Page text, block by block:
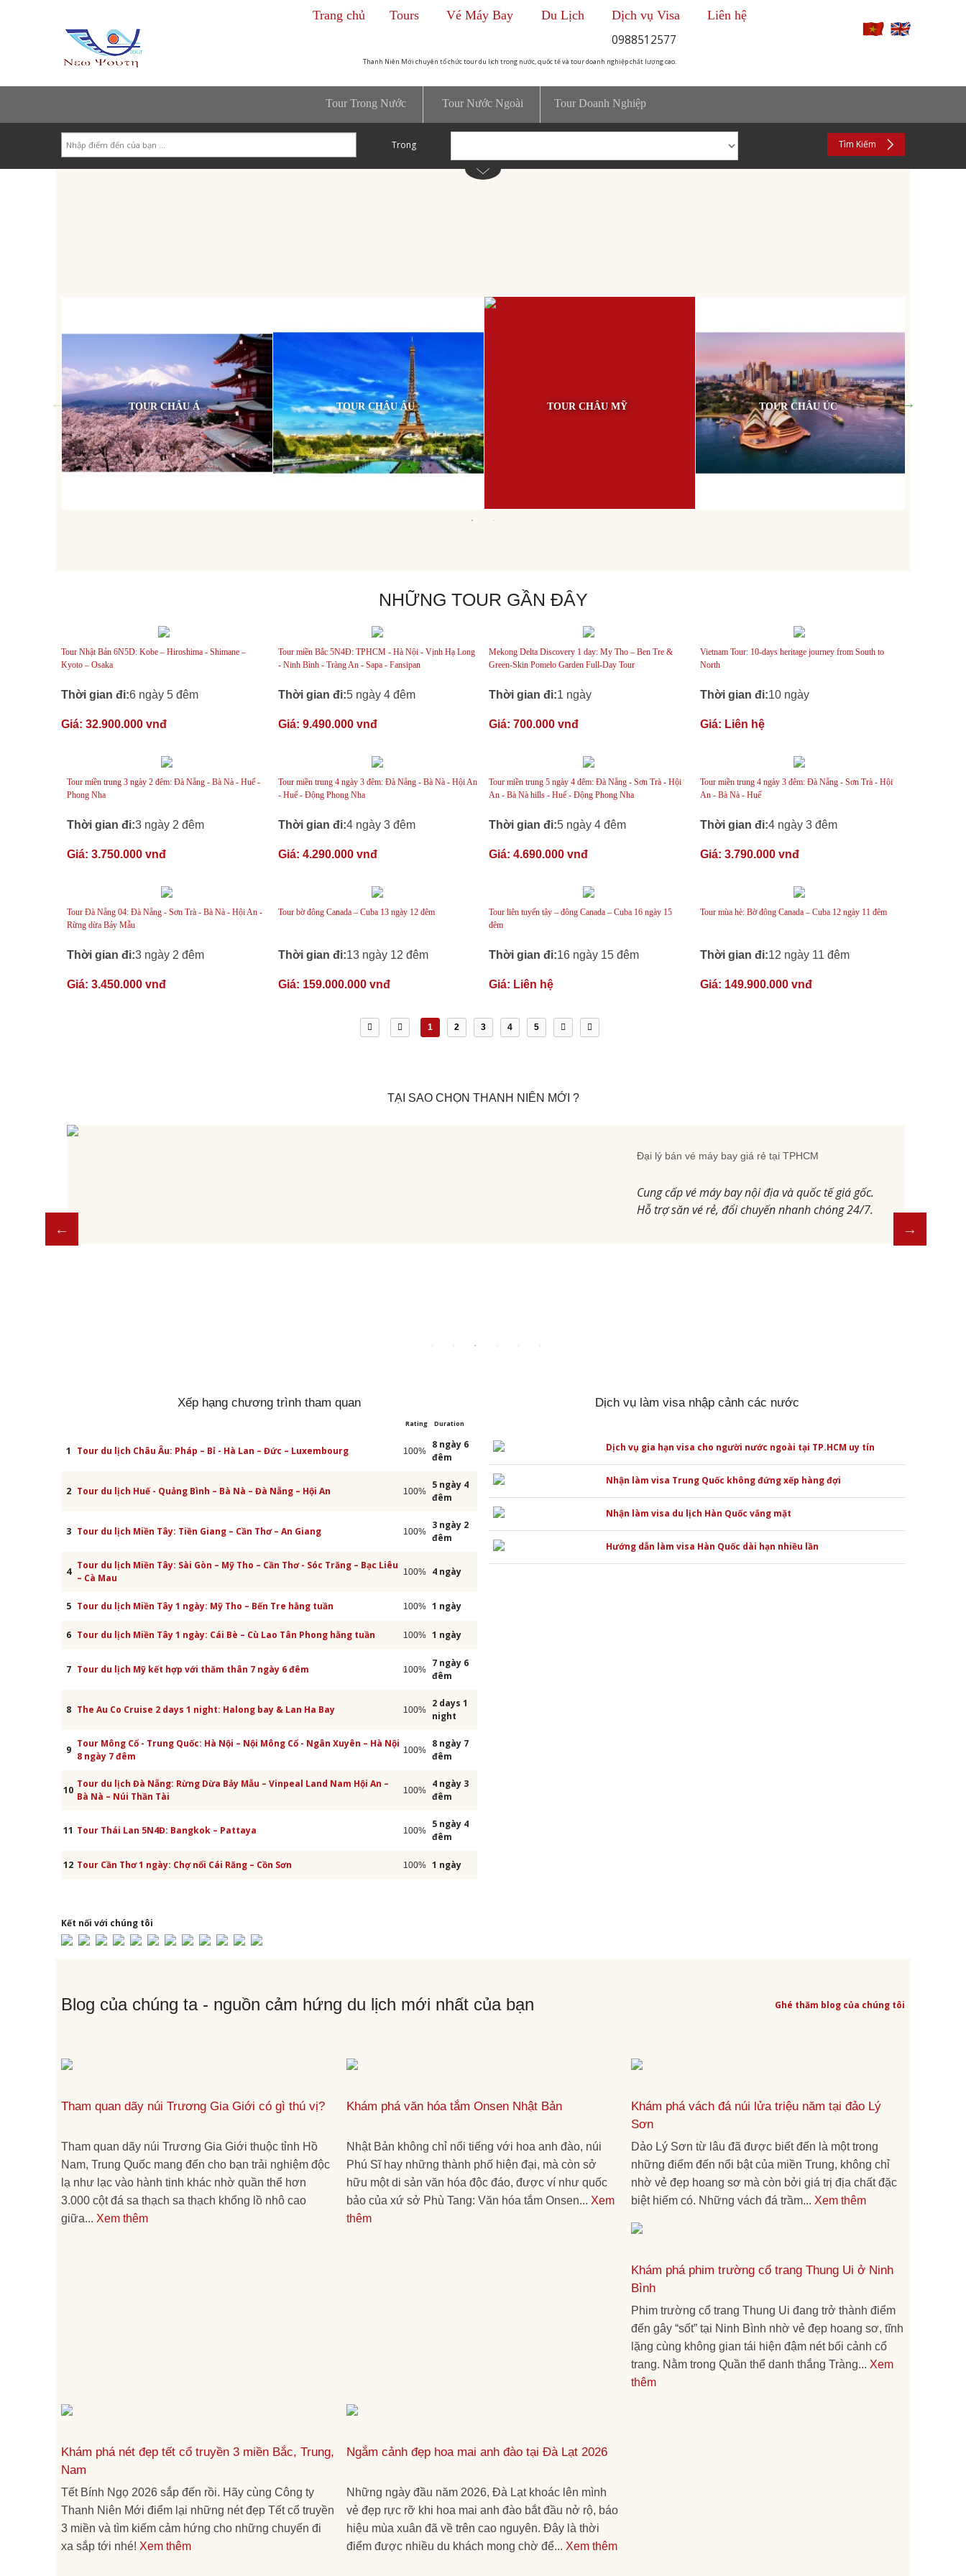
0988512577
Thanh Niên Mới chuyên tổ chức tour du lịch trong nước, quốc tế và tour doanh nghiệp chất lượng cao.
Trang chủ Tours Vé Máy Bay Du Lịch Dịch vụ Visa Liên hệ
Tour Trong Nước Tour Nước Ngoài Tour Doanh Nghiệp
Search
Trong Tìm Kiếm
TOUR CHÂU Á TOUR CHÂU ÂU TOUR CHÂU MỸ TOUR CHÂU ÚC
NHỮNG TOUR GẦN ĐÂY
Tour Nhật Bản 6N5D: Kobe – Hiroshima - Shimane –
Kyoto – Osaka
Thời gian đi:6 ngày 5 đêm
Giá: 32.900.000 vnđ
Tour miền Bắc 5N4Đ: TPHCM - Hà Nội - Vịnh Hạ Long
- Ninh Bình - Tràng An - Sapa - Fansipan
Thời gian đi:5 ngày 4 đêm
Giá: 9.490.000 vnđ
Mekong Delta Discovery 1 day: My Tho – Ben Tre &
Green-Skin Pomelo Garden Full-Day Tour
Thời gian đi:1 ngày
Giá: 700.000 vnđ
Vietnam Tour: 10-days heritage journey from South to
North
Thời gian đi:10 ngày
Giá: Liên hệ
Tour miền trung 3 ngày 2 đêm: Đà Nẵng - Bà Nà - Huế -
Phong Nha
Thời gian đi:3 ngày 2 đêm
Giá: 3.750.000 vnđ
Tour miền trung 4 ngày 3 đêm: Đà Nẵng - Bà Nà - Hội An
- Huế - Động Phong Nha
Thời gian đi:4 ngày 3 đêm
Giá: 4.290.000 vnđ
Tour miền trung 5 ngày 4 đêm: Đà Nẵng - Sơn Trà - Hội
An - Bà Nà hills - Huế - Động Phong Nha
Thời gian đi:5 ngày 4 đêm
Giá: 4.690.000 vnđ
Tour miền trung 4 ngày 3 đêm: Đà Nẵng - Sơn Trà - Hội
An - Bà Nà - Huế
Thời gian đi:4 ngày 3 đêm
Giá: 3.790.000 vnđ
Tour Đà Nẵng 04: Đà Nẵng - Sơn Trà - Bà Nà - Hội An -
Rừng dừa Bảy Mẫu
Thời gian đi:3 ngày 2 đêm
Giá: 3.450.000 vnđ
Tour bờ đông Canada – Cuba 13 ngày 12 đêm
Thời gian đi:13 ngày 12 đêm
Giá: 159.000.000 vnđ
Tour liên tuyến tây – đông Canada – Cuba 16 ngày 15
đêm
Thời gian đi:16 ngày 15 đêm
Giá: Liên hệ
Tour mùa hè: Bờ đông Canada – Cuba 12 ngày 11 đêm
Thời gian đi:12 ngày 11 đêm
Giá: 149.900.000 vnđ
1 2 3 4 5
TẠI SAO CHỌN THANH NIÊN MỚI ?
của bạn.
Đại lý bán vé máy bay giá rẻ tại TPHCM
Cung cấp vé máy bay nội địa và quốc tế giá gốc.
Hỗ trợ săn vé rẻ, đổi chuyến nhanh chóng 24/7.
Xếp hạng chương trình tham quan
Rating Duration
1 Tour du lịch Châu Âu: Pháp – Bỉ - Hà Lan – Đức – Luxembourg 100%
8 ngày 6
đêm
2 Tour du lịch Huế - Quảng Bình – Bà Nà – Đà Nẵng – Hội An 100%
5 ngày 4
đêm
3 Tour du lịch Miền Tây: Tiền Giang – Cần Thơ – An Giang 100%
3 ngày 2
đêm
4
Tour du lịch Miền Tây: Sài Gòn – Mỹ Tho – Cần Thơ - Sóc Trăng – Bạc Liêu
– Cà Mau
100% 4 ngày
5 Tour du lịch Miền Tây 1 ngày: Mỹ Tho – Bến Tre hằng tuần 100% 1 ngày
6 Tour du lịch Miền Tây 1 ngày: Cái Bè – Cù Lao Tân Phong hằng tuần 100% 1 ngày
7 Tour du lịch Mỹ kết hợp với thăm thân 7 ngày 6 đêm 100%
7 ngày 6
đêm
8 The Au Co Cruise 2 days 1 night: Halong bay & Lan Ha Bay 100%
2 days 1
night
9
Tour Mông Cổ - Trung Quốc: Hà Nội – Nội Mông Cổ - Ngân Xuyên – Hà Nội
8 ngày 7 đêm
100%
8 ngày 7
đêm
10
Tour du lịch Đà Nẵng: Rừng Dừa Bảy Mẫu – Vinpeal Land Nam Hội An –
Bà Nà – Núi Thần Tài
100%
4 ngày 3
đêm
11 Tour Thái Lan 5N4Đ: Bangkok – Pattaya 100%
5 ngày 4
đêm
12 Tour Cần Thơ 1 ngày: Chợ nổi Cái Răng – Cồn Sơn 100% 1 ngày
Dịch vụ làm visa nhập cảnh các nước
Dịch vụ gia hạn visa cho người nước ngoài tại TP.HCM uy tín
Nhận làm visa Trung Quốc không đứng xếp hàng đợi
Nhận làm visa du lịch Hàn Quốc vắng mặt
Hướng dẫn làm visa Hàn Quốc dài hạn nhiều lần
Kết nối với chúng tôi
Blog của chúng ta - nguồn cảm hứng du lịch mới nhất của bạn Ghé thăm blog của chúng tôi
Tham quan dãy núi Trương Gia Giới có gì thú vị?
Tham quan dãy núi Trương Gia Giới thuộc tỉnh Hồ
Nam, Trung Quốc mang đến cho bạn trải nghiệm độc
lạ như lạc vào hành tinh khác nhờ quần thể hơn
3.000 cột đá sa thạch sa thạch khổng lồ nhô cao
giữa... Xem thêm
Khám phá văn hóa tắm Onsen Nhật Bản
Nhật Bản không chỉ nổi tiếng với hoa anh đào, núi
Phú Sĩ hay những thành phố hiện đại, mà còn sở
hữu một di sản văn hóa độc đáo, được ví như quốc
bảo của xứ sở Phù Tang: Văn hóa tắm Onsen... Xem
thêm
Khám phá vách đá núi lửa triệu năm tại đảo Lý
Sơn
Dảo Lý Sơn từ lâu đã được biết đến là một trong
những điểm đến nổi bật của miền Trung, không chỉ
nhờ vẻ đẹp hoang sơ mà còn bởi giá trị địa chất đặc
biệt hiếm có. Những vách đá trầm... Xem thêm
Khám phá phim trường cổ trang Thung Ui ở Ninh
Bình
Phim trường cổ trang Thung Ui đang trở thành điểm
đến gây “sốt” tại Ninh Bình nhờ vẻ đẹp hoang sơ, tĩnh
lặng cùng không gian tái hiện đậm nét bối cảnh cổ
trang. Nằm trong Quần thể danh thắng Tràng... Xem
thêm
Khám phá nét đẹp tết cổ truyền 3 miền Bắc, Trung,
Nam
Tết Bính Ngọ 2026 sắp đến rồi. Hãy cùng Công ty
Thanh Niên Mới điểm lại những nét đẹp Tết cổ truyền
3 miền và tìm kiếm cảm hứng cho những chuyến đi
xa sắp tới nhé! Xem thêm
Ngắm cảnh đẹp hoa mai anh đào tại Đà Lạt 2026
Những ngày đầu năm 2026, Đà Lạt khoác lên mình
vẻ đẹp rực rỡ khi hoa mai anh đào bắt đầu nở rộ, báo
hiệu mùa xuân đã về trên cao nguyên. Đây là thời
điểm được nhiều du khách mong chờ để... Xem thêm